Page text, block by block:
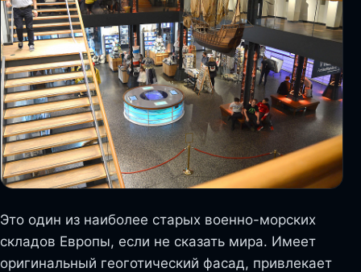
Это один из наиболее старых военно-морских
складов Европы, если не сказать мира. Имеет
оригинальный геоготический фасад, привлекает